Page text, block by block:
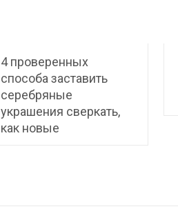
4 проверенных
способа заставить
серебряные
украшения сверкать,
как новые